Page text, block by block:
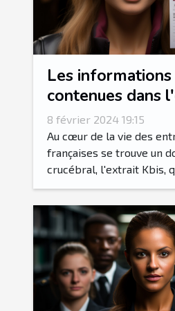
Les
contenues dans
8 février 2024 19:15
Au cœur de la vie des
françaises se trouve un
crucébral, l'extrait Kbis,